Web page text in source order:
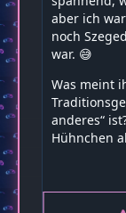
aber ich
noch
war. 😅
Was meint
anderes“
Hühnchen